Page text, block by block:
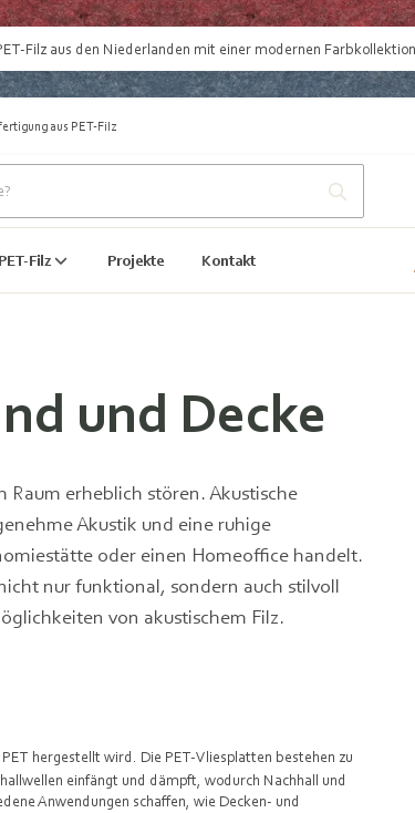
Filz aus den Niederlanden mit einer modernen Farbkollektion
aus PET-Filz
Filz Projekte Kontakt
und Decke
erheblich stören. Akustische
Akustik und eine ruhige
oder einen Homeoffice handelt.
nur funktional, sondern auch stilvoll
von akustischem Filz.
hergestellt wird. Die PET-Vliesplatten bestehen zu
einfängt und dämpft, wodurch Nachhall und
Anwendungen schaffen, wie Decken- und